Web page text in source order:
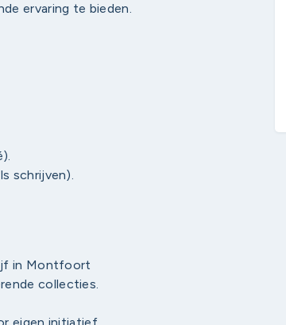
ervaring te bieden.
schrijven).
in Montfoort
collecties.